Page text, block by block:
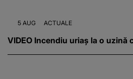
5 AUG ACTUALE
VIDEO Incendiu uriaș la o uzină